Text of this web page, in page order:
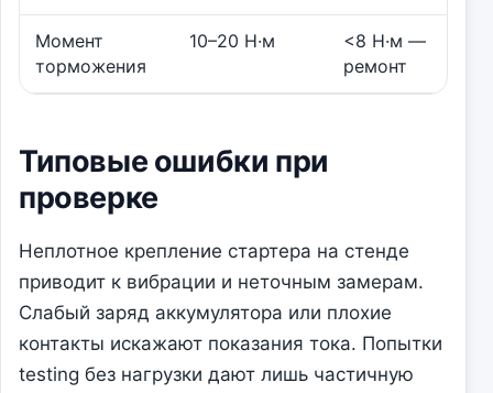
Момент
торможения
10–20 Н·м
<8 Н·м —
ремонт
Типовые ошибки при
проверке
Неплотное крепление стартера на стенде
приводит к вибрации и неточным замерам.
Слабый заряд аккумулятора или плохие
контакты искажают показания тока. Попытки
testing без нагрузки дают лишь частичную